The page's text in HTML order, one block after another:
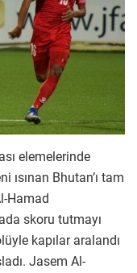
elemelerinde
ısınan Bhutan’ı tam
Hamad
skoru tutmayı
kapılar aralandı
Jasem Al-